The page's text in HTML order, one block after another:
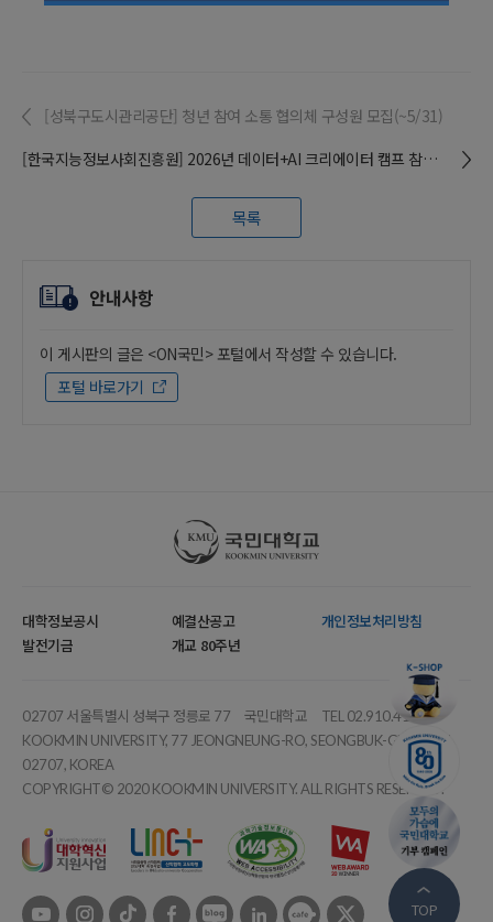
[성북구도시관리공단] 청년 참여 소통 협의체 구성원 모집(~5/31)
[한국지능정보사회진흥원] 2026년 데이터+AI 크리에이터 캠프 참가자 모집
목록
안내사항
이 게시판의 글은 <ON국민> 포털에서 작성할 수 있습니다.
포털 바로가기
TOP
국민대학교
대학정보공시 예결산공고
개인정보처리방침
발전기금
개교 80주년
02707 서울특별시 성북구 정릉로 77 국민대학교
TEL 02.910.4114
KOOKMIN UNIVERSITY, 77 JEONGNEUNG-RO, SEONGBUK-GU, SEOUL,
02707, KOREA
COPYRIGHT© 2020 KOOKMIN UNIVERSITY. ALL RIGHTS RESERVED.
유튜브 인스타 틱톡 페이스북블로그 링크드인카페 트위터